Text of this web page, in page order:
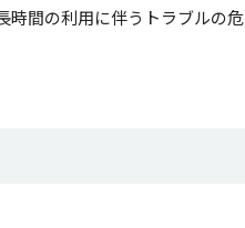
時間の利用に伴うトラブルの危